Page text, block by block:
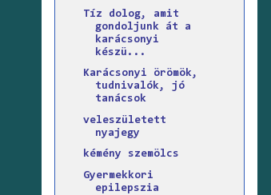
Tíz dolog, amit
gondoljunk át a
karácsonyi
készü...
Karácsonyi örömök,
tudnivalók, jó
tanácsok
veleszületett
nyajegy
kémény szemölcs
Gyermekkori
epilepszia